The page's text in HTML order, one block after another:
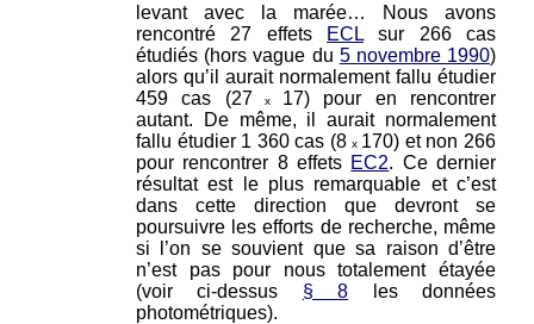
levant avec la marée… Nous avons
rencontré 27 effets
ECL sur 266 cas
étudiés (hors vague du 5 novembre 1990)
alors qu’il aurait normalement fallu étudier
459 cas (27 x 17) pour en rencontrer
autant. De même, il aurait normalement
fallu étudier 1 360 cas (8 x 170) et non 266
pour rencontrer 8 effets EC2. Ce dernier
résultat est le plus remarquable et c’est
dans cette direction que devront se
poursuivre les efforts de recherche, même
si l’on se souvient que sa raison d’être
n’est pas pour nous totalement étayée
(voir ci-dessus § 8 les données
photométriques).